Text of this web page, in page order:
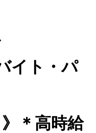
イト・パ
》＊高時給